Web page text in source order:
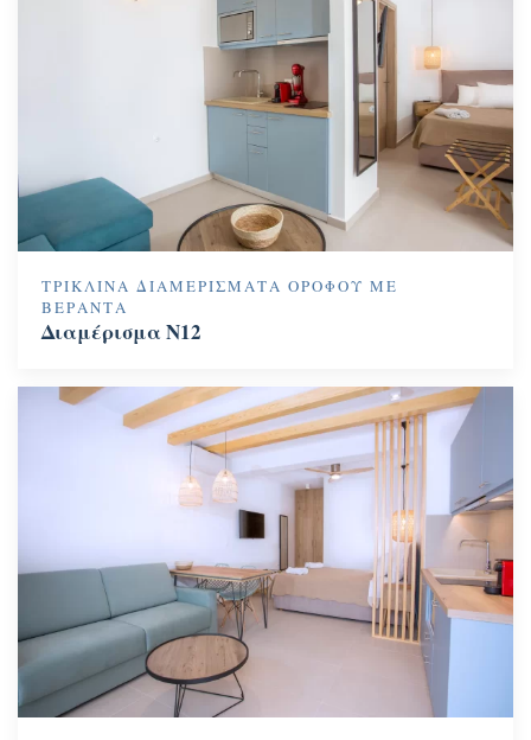
ΤΡΊΚΛΙΝΑ ΔΙΑΜΕΡΊΣΜΑΤΑ ΟΡΌΦΟΥ ΜΕ
ΒΕΡΆΝΤΑ
Διαμέρισμα N12